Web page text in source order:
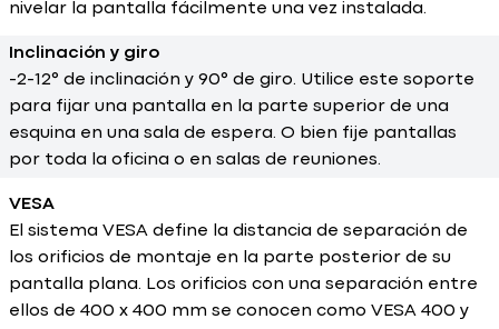
nivelar la pantalla fácilmente una vez instalada.
Inclinación y giro
-2-12° de inclinación y 90° de giro. Utilice este soporte
para fijar una pantalla en la parte superior de una
esquina en una sala de espera. O bien fije pantallas
por toda la oficina o en salas de reuniones.
VESA
El sistema VESA define la distancia de separación de
los orificios de montaje en la parte posterior de su
pantalla plana. Los orificios con una separación entre
ellos de 400 x 400 mm se conocen como VESA 400 y